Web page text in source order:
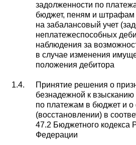
задолженности по
бюджет, пеням и штрафам
на забалансовый учет
неплатежеспособных
наблюдения за
в случае изменения
положения дебитора
1.4.
Принятие решения о
безнадежной к
по платежам в бюджет и о
(восстановлении) в
47.2 Бюджетного кодекса
Федерации